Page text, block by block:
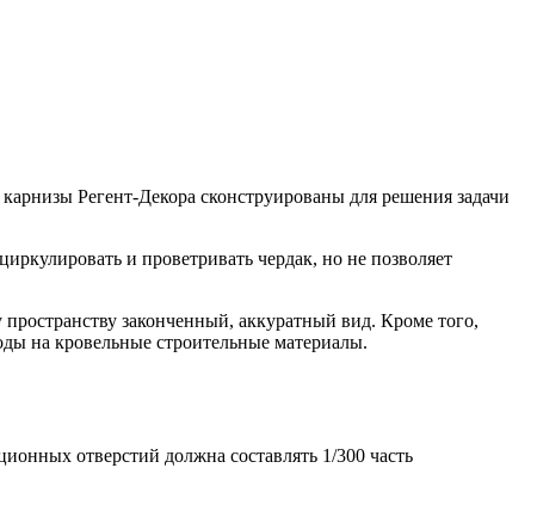
Регент-Декора сконструированы для решения задачи
и проветривать чердак, но не позволяет
законченный, аккуратный вид. Кроме того,
на кровельные строительные материалы.
отверстий должна составлять 1/300 часть